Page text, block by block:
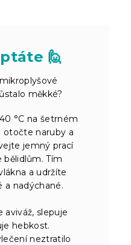
🙋
měkké?
°C na šetrném
otočte naruby a
jemný prací
bělidlům. Tím
a udržíte
a nadýchané.
aviváž, slepuje
hebkost.
neztratilo